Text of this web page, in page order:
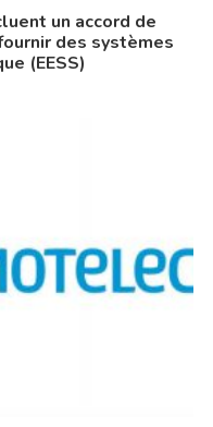
un accord de
des systèmes
(EESS)